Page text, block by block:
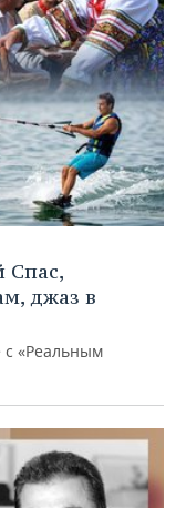
Спас,
джаз в
«Реальным